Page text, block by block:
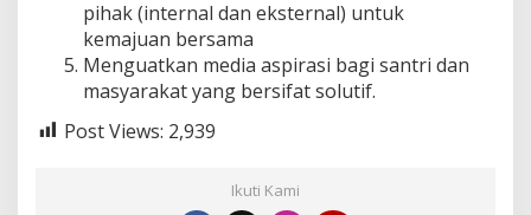
pihak (internal dan eksternal) untuk
kemajuan bersama
Menguatkan media aspirasi bagi santri dan
masyarakat yang bersifat solutif.
Post Views: 2,939
Ikuti Kami